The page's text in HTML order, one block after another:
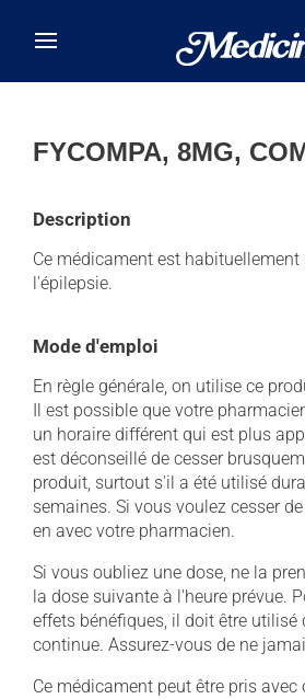
FYCOMPA, 8MG,
Description
Ce médicament est
l'épilepsie.
Mode d'emploi
En règle générale, on utilise ce
Il est possible que votre
un horaire différent qui est plus
est déconseillé de cesser
produit, surtout s'il a été utilisé
semaines. Si vous voulez cesser
en avec votre pharmacien.
Si vous oubliez une dose, ne la
la dose suivante à l'heure prévue.
effets bénéfiques, il doit être utilisé
continue. Assurez-vous de ne
Ce médicament peut être pris avec